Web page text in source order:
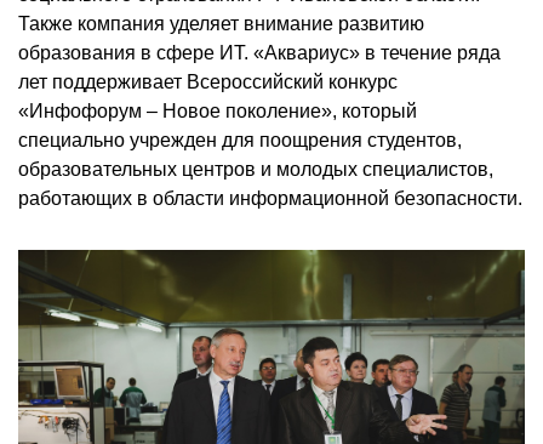
Также компания уделяет внимание развитию
образования в сфере ИТ. «Аквариус» в течение ряда
лет поддерживает Всероссийский конкурс
«Инфофорум – Новое поколение», который
специально учрежден для поощрения студентов,
образовательных центров и молодых специалистов,
работающих в области информационной безопасности.